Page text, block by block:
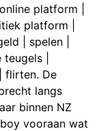
platform |
platform |
| spelen |
|
flirten. De
langs
binnen NZ
vooraan wat